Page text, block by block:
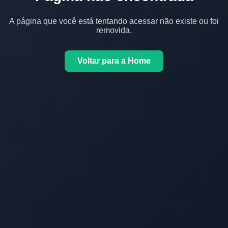
A página que você está tentando acessar não existe ou foi
removida.
Voltar para a Home